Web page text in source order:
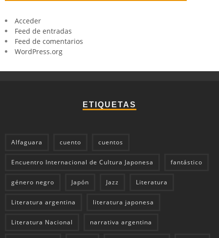
Acceder
Feed de entradas
Feed de comentarios
WordPress.org
ETIQUETAS
Alfaguara cuento cuentos
Encuentro Internacional de Cultura Japonesa fantástico
género negro Japón Jazz Literatura
Literatura argentina literatura japonesa
Literatura Nacional narrativa argentina